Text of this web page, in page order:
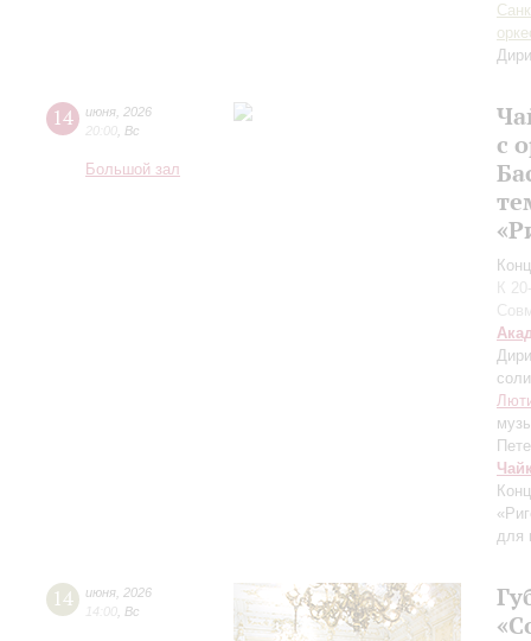
14 июня 2026
20:00 Вс
Большой зал
с
К
для
14 июня 2026
14:00 Вс